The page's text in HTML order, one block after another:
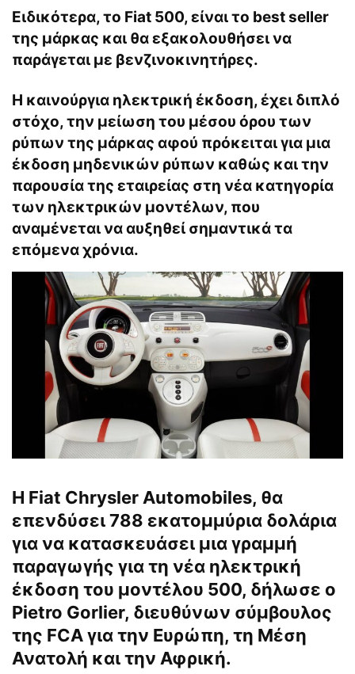
Ειδικότερα, το Fiat 500, είναι το best seller
της μάρκας και θα εξακολουθήσει να
παράγεται με βενζινοκινητήρες.
Η καινούργια ηλεκτρική έκδοση, έχει διπλό
στόχο, την μείωση του μέσου όρου των
ρύπων της μάρκας αφού πρόκειται για μια
έκδοση μηδενικών ρύπων καθώς και την
παρουσία της εταιρείας στη νέα κατηγορία
των ηλεκτρικών μοντέλων, που
αναμένεται να αυξηθεί σημαντικά τα
επόμενα χρόνια.
Η Fiat Chrysler Automobiles, θα
επενδύσει 788 εκατομμύρια δολάρια
για να κατασκευάσει μια γραμμή
παραγωγής για τη νέα ηλεκτρική
έκδοση του μοντέλου 500, δήλωσε ο
Pietro Gorlier, διευθύνων σύμβουλος
της FCA για την Ευρώπη, τη Μέση
Ανατολή και την Αφρική.